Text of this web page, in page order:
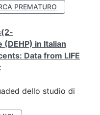
PREMATURO
in Italian
Data from LIFE
dello studio di